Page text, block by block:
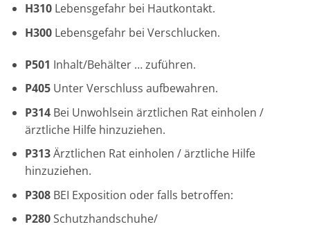
H310Lebensgefahr bei Hautkontakt.
H300Lebensgefahr bei Verschlucken.
P501 Inhalt/Behälter … zuführen.
P405Unter Verschluss aufbewahren.
P314Bei Unwohlsein ärztlichen Rat einholen /
ärztliche Hilfe hinzuziehen.
P313Ärztlichen Rat einholen / ärztliche Hilfe
hinzuziehen.
P308BEI Exposition oder falls betroffen:
P280Schutzhandschuhe/